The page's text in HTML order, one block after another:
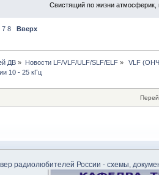
Свистящий по жизни
7 8 Вверх
ДВ » Новости LF/VLF/ULF/SLF/ELF»
VLF (ОНЧ
10 - 25 кГц